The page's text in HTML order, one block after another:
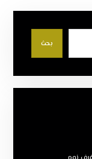
بحث